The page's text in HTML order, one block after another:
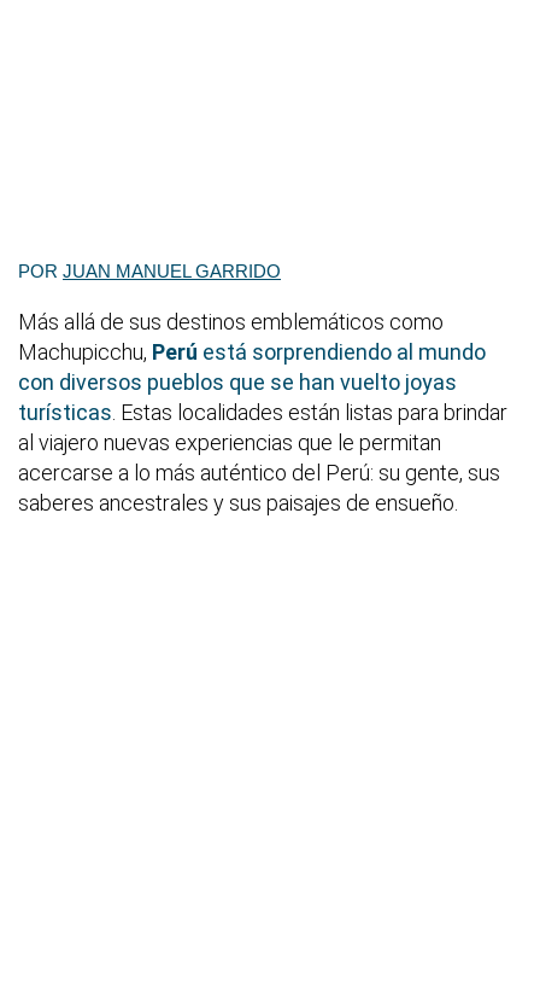
POR JUAN MANUEL GARRIDO
Más allá de sus destinos emblemáticos como
Machupicchu, Perú está sorprendiendo al mundo
con diversos pueblos que se han vuelto joyas
turísticas . Estas localidades están listas para brindar
al viajero nuevas experiencias que le permitan
acercarse a lo más auténtico del Perú: su gente, sus
saberes ancestrales y sus paisajes de ensueño.